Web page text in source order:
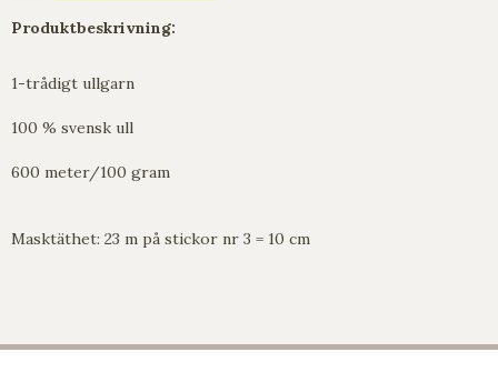
Produktbeskrivning:
1-trådigt ullgarn
100 % svensk ull
600 meter/100 gram
Masktäthet: 23 m på stickor nr 3 = 10 cm